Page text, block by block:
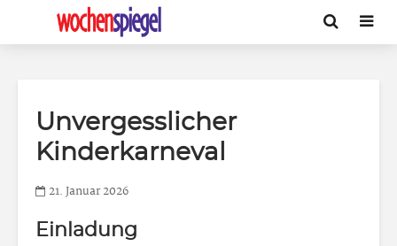
Unvergesslicher
Kinderkarneval
21. Januar 2026
Einladung